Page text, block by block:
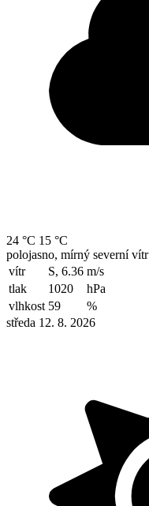
24 °C 15 °C
polojasno, mírný severní vítr
vítr
S, 6.36 m/s
tlak
1020
hPa
vlhkost 59
%
středa 12. 8. 2026